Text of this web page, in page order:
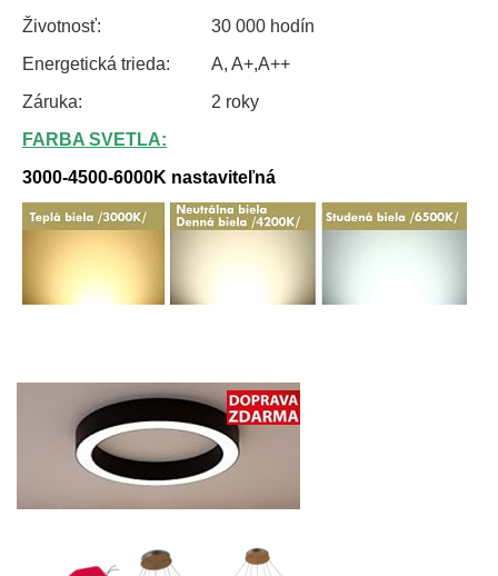
Životnosť:
30 000 hodín
Energetická trieda:
A, A+,A++
Záruka:
2 roky
FARBA SVETLA:
3000-4500-6000K nastaviteľná